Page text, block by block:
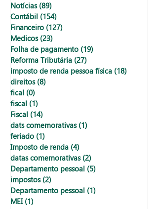
Notícias (89)
Contábil (154)
Financeiro (127)
Medicos (23)
Folha de pagamento (19)
Reforma Tributária (27)
imposto de renda pessoa física (18)
direitos (8)
fical (0)
fiscal (1)
Fiscal (14)
dats comemorativas (1)
feriado (1)
Imposto de renda (4)
datas comemorativas (2)
Departamento pessoal (5)
impostos (2)
Departamento pessoal (1)
MEI (1)